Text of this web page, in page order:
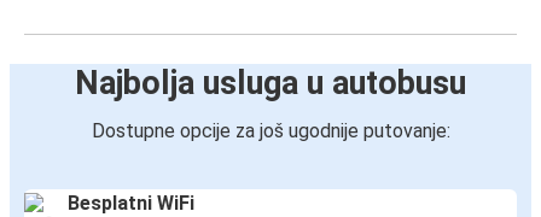
Najbolja usluga u autobusu
Dostupne opcije za još ugodnije putovanje:
Besplatni WiFi